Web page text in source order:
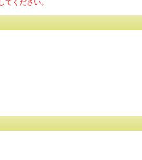
ください。